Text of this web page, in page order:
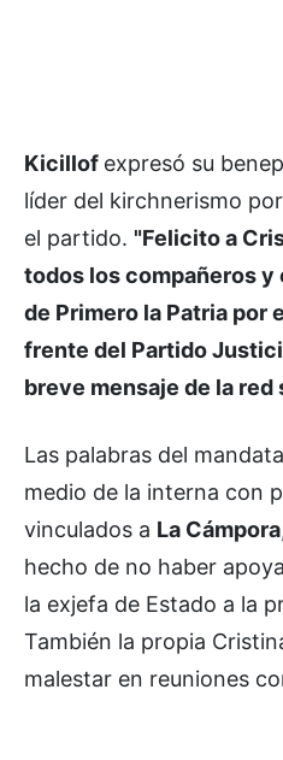
Kicillof expresó su
líder del kirchnerismo
el partido. "Felicito a
todos los compañeros y
de Primero la Patria por
frente del Partido
breve mensaje de la red
Las palabras del
medio de la interna con
vinculados a La Cámpora
hecho de no haber
la exjefa de Estado a la
También la propia
malestar en reuniones